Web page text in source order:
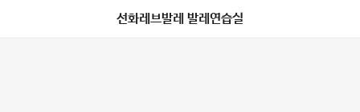
선화레브발레 발레연습실